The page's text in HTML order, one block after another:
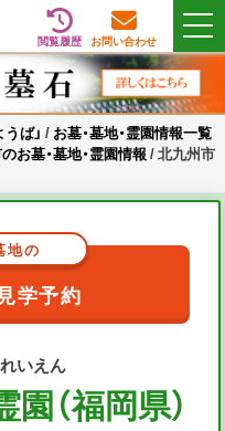
くようば」
閲覧履歴 お問い合わせ
ば」 / お墓・墓地・霊園情報一覧
お墓・墓地・霊園情報 /北九州市
いえん
（福岡県）
地の
学予約